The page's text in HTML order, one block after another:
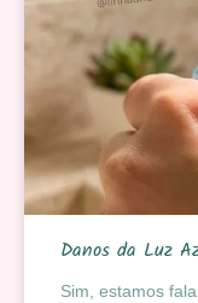
Danos da Luz
Sim, estamos